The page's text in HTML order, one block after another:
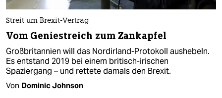
Streit um Brexit-Vertrag
Vom Geniestreich zum Zankapfel
Großbritannien will das Nordirland-Protokoll aushebeln.
Es entstand 2019 bei einem britisch-irischen
Spaziergang – und rettete damals den Brexit.
Von Dominic Johnson